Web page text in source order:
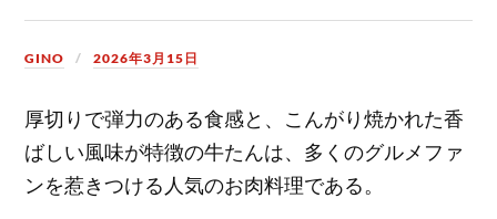
GINO 2026年3月15日
厚切りで弾力のある食感と、こんがり焼かれた香
ばしい風味が特徴の牛たんは、多くのグルメファ
ンを惹きつける人気のお肉料理である。